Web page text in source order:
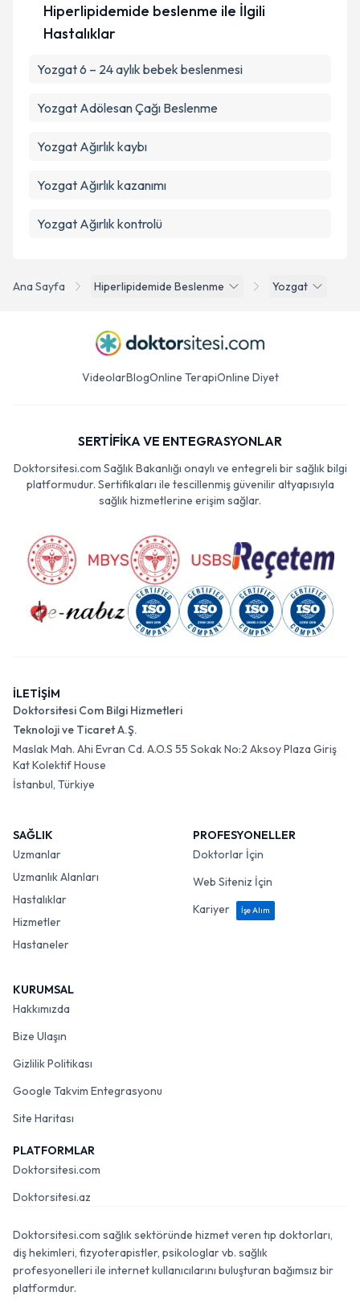
Ana Sayfa Hiperlipidemide Beslenme Yozgat
Hiperlipidemide beslenme ile İlgili
Hastalıklar
Yozgat 6 – 24 aylık bebek beslenmesi
Yozgat Adölesan Çağı Beslenme
Yozgat Ağırlık kaybı
Yozgat Ağırlık kazanımı
Yozgat Ağırlık kontrolü
VideolarBlogOnline TerapiOnline Diyet
SERTİFİKA VE ENTEGRASYONLAR
Doktorsitesi.com Sağlık Bakanlığı onaylı ve entegreli bir sağlık bilgi
platformudur. Sertifikaları ile tescillenmiş güvenilir altyapısıyla
sağlık hizmetlerine erişim sağlar.
İLETİŞİM
Doktorsitesi Com Bilgi Hizmetleri
Teknoloji ve Ticaret A.Ş.
Maslak Mah. Ahi Evran Cd. A.O.S 55 Sokak No:2 Aksoy Plaza Giriş
Kat Kolektif House
İstanbul, Türkiye
SAĞLIK
Uzmanlar
Uzmanlık Alanları
Hastalıklar
Hizmetler
Hastaneler
PROFESYONELLER
Doktorlar İçin
Web Siteniz İçin
Kariyer
İşe Alım
KURUMSAL
Hakkımızda
Bize Ulaşın
Gizlilik Politikası
Google Takvim Entegrasyonu
Site Haritası
PLATFORMLAR
Doktorsitesi.com
Doktorsitesi.az
Doktorsitesi.com sağlık sektöründe hizmet veren tıp doktorları,
diş hekimleri, fizyoterapistler, psikologlar vb. sağlık
profesyonelleri ile internet kullanıcılarını buluşturan bağımsız bir
platformdur.